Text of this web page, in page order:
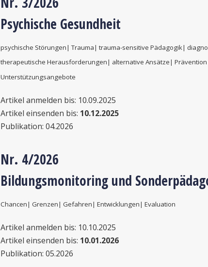
Psychische Gesundheit
psychische Störungen| Trauma| trauma-sensitive Pädagogik|
therapeutische Herausforderungen| alternative Ansätze|
Unterstützungsangebote
Artikel anmelden bis: 10.09.2025
Artikel einsenden bis: 10.12.2025
Publikation: 04.2026
Nr. 4/2026
Bildungsmonitoring und
Chancen| Grenzen| Gefahren| Entwicklungen| Evaluation
Artikel anmelden bis: 10.10.2025
Artikel einsenden bis: 10.01.2026
Publikation: 05.2026